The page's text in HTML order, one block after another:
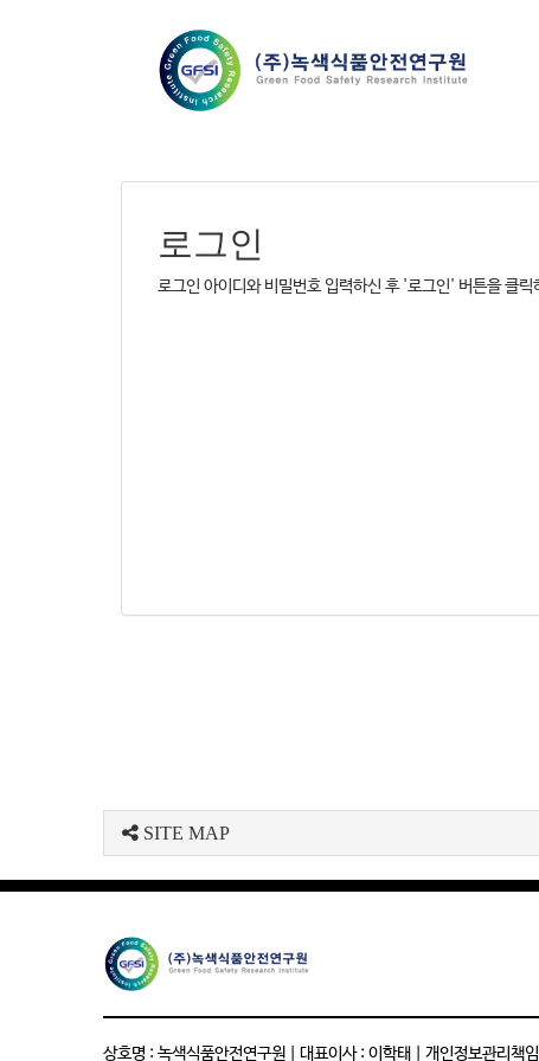
로그인
로그인 아이디와 비밀번호 입력하신 후 '로그인' 버튼을 클릭
SITE MAP
상호명 : 녹색식품안전연구원 | 대표이사 : 이학태 | 개인정보관리